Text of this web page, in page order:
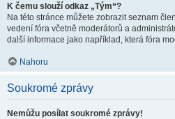
K čemu slouží odkaz „Tým“?
Na této stránce můžete zobrazit seznam
vedení fóra včetně moderátorů a
další informace jako například, která fóra
Nahoru
Soukromé zprávy
Nemůžu posílat soukromé zprávy!